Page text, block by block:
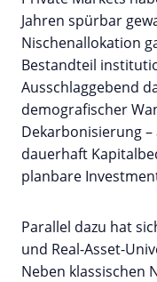
Jahren spürbar
Nischenallokation
Bestandteil
Ausschlaggebend
demografischer
Dekarbonisierung
dauerhaft
planbare
Parallel dazu hat
und Real-Asset-
Neben klassischen